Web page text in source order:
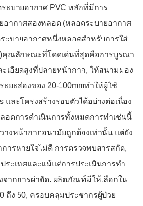
ะบายอากาศ PVC หลักที่มีการ
อากาศสองหลอด (หลอดระบายอากาศ
ะบายอากาศหนึ่งหลอดสําหรับการใส่
คุณลักษณะที่โดดเด่นที่สุดคือการบูรณา
เอียดสูงที่ปลายหน้ากาก, ให้สนามมอง
ะยะส่องของ 20-100mmทําให้ผู้ใช้
และโครงสร้างรอบตัวได้อย่างต่อเนื่อง
อดการดําเนินการทั้งหมดการทําเช่นนี้
างหน้ากากอนามัยถูกต้องเท่านั้น แต่ยัง
ารหายใจไม่ดี การตรวจพบสารสกัด,
ระเทศและแม้แต่การประเมินการทํา
จากการผ่าตัด. ผลิตภัณฑ์มีให้เลือกใน
ถึง 50, ครอบคลุมประชากรผู้ป่วย